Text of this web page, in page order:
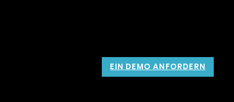
EIN DEMO ANFORDERN